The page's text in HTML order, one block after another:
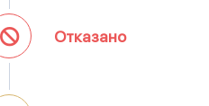
Отказано